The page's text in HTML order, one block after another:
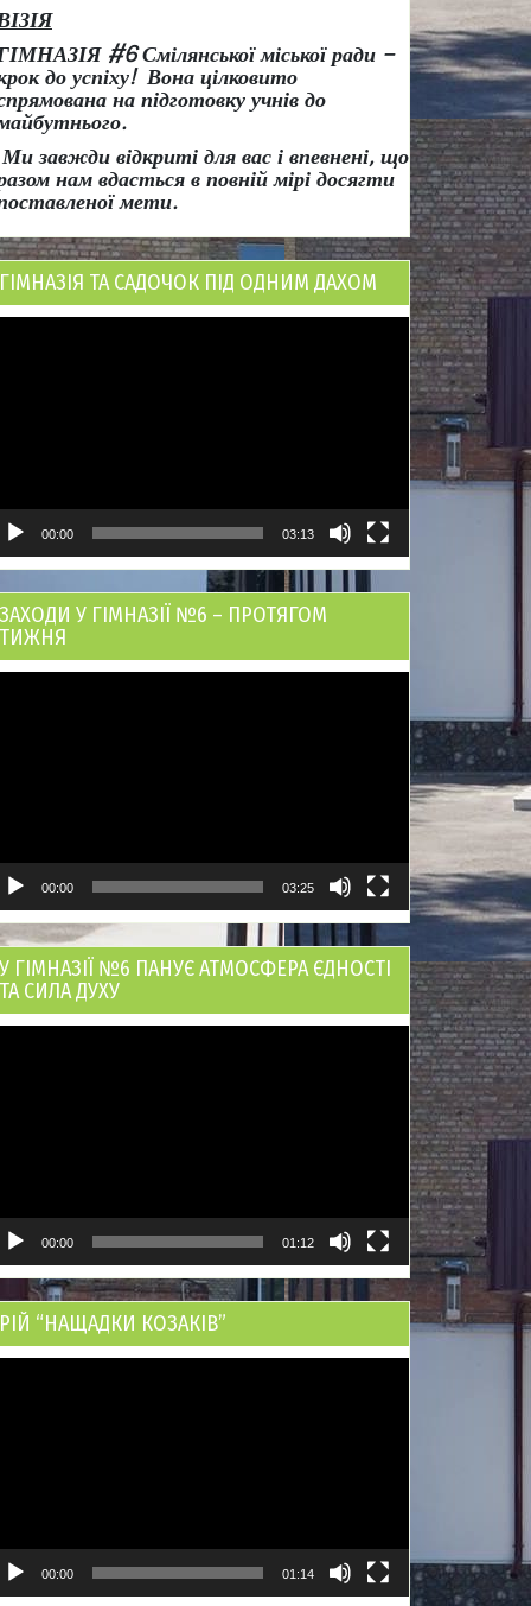
#6 Смілянської міської ради –
до успіху! Вона цілковито
на підготовку учнів до
Ми завжди відкриті для вас і впевнені, що
нам вдасться в повній мірі досягти
мети.
ГІМНАЗІЯ ТА САДОЧОК ПІД ОДНИМ ДАХОМ
00:00 03:13
ЗАХОДИ У ГІМНАЗІЇ №6 – ПРОТЯГОМ
ТИЖНЯ
00:00 03:25
У ГІМНАЗІЇ №6 ПАНУЄ АТМОСФЕРА ЄДНОСТІ
ТА СИЛА ДУХУ
00:00 01:12
РІЙ “НАЩАДКИ КОЗАКІВ”
00:00 01:14